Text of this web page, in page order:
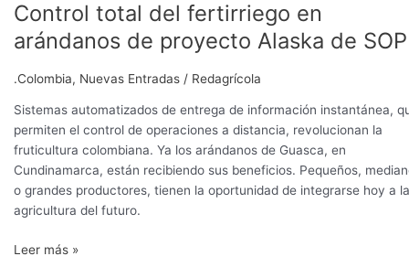
Control total del fertirriego en
arándanos de proyecto Alaska de SOP
.Colombia, Nuevas Entradas / Redagrícola
Sistemas automatizados de entrega de información instantánea,
permiten el control de operaciones a distancia, revolucionan la
fruticultura colombiana. Ya los arándanos de Guasca, en
Cundinamarca, están recibiendo sus beneficios. Pequeños,
o grandes productores, tienen la oportunidad de integrarse hoy a la
agricultura del futuro.
Leer más »